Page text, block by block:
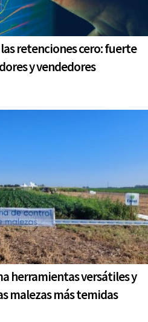
retenciones cero: fuerte
y vendedores
herramientas versátiles y
malezas más temidas